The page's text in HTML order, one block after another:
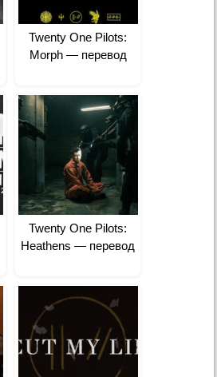
Twenty One Pilots:
Morph — перевод
Twenty One Pilots:
Heathens — перевод